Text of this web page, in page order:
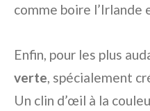
comme boire l’Irlande
Enfin, pour les plus
verte, spécialement
Un clin d’œil à la